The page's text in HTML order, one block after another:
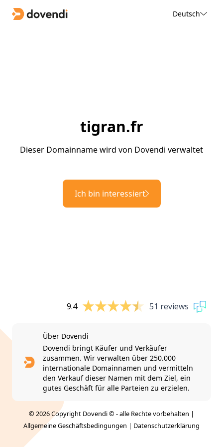
Deutsch
tigran.fr
Dieser Domainname wird von Dovendi verwaltet
Ich bin interessiert
9.4 51 reviews
Über Dovendi
Dovendi bringt Käufer und Verkäufer
zusammen. Wir verwalten über 250.000
internationale Domainnamen und vermitteln
den Verkauf dieser Namen mit dem Ziel, ein
gutes Geschäft für alle Parteien zu erzielen.
© 2026 Copyright Dovendi © - alle Rechte vorbehalten |
Allgemeine Geschäftsbedingungen | Datenschutzerklärung